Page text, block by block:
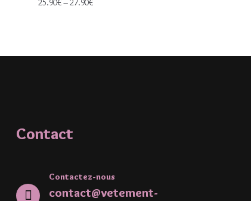
25.90€–27.90€
Contact
Contactez-nous
contact@vetement-